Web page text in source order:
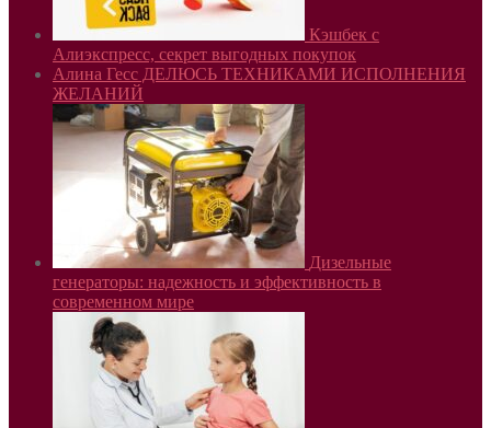
Кэшбек с
Алиэкспресс, секрет выгодных покупок
Алина Гесс ДЕЛЮСЬ ТЕХНИКАМИ ИСПОЛНЕНИЯ
ЖЕЛАНИЙ
Дизельные
генераторы: надежность и эффективность в
современном мире